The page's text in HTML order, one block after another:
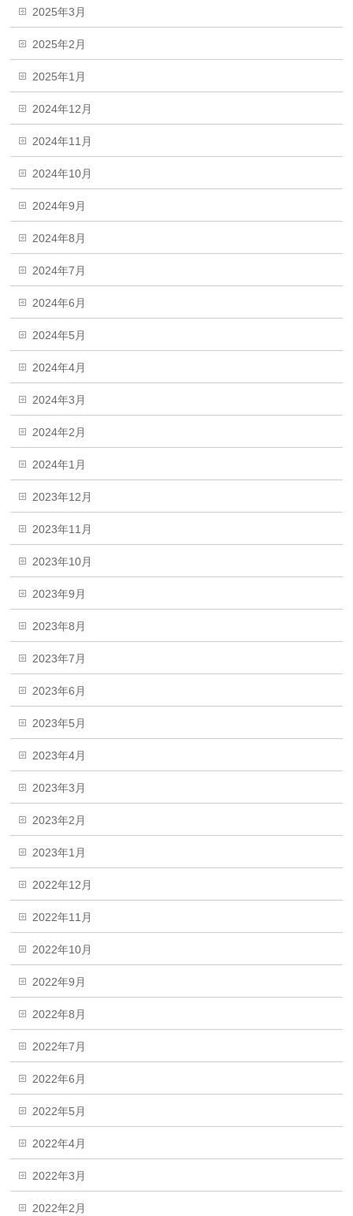
2025年3月
2025年2月
2025年1月
2024年12月
2024年11月
2024年10月
2024年9月
2024年8月
2024年7月
2024年6月
2024年5月
2024年4月
2024年3月
2024年2月
2024年1月
2023年12月
2023年11月
2023年10月
2023年9月
2023年8月
2023年7月
2023年6月
2023年5月
2023年4月
2023年3月
2023年2月
2023年1月
2022年12月
2022年11月
2022年10月
2022年9月
2022年8月
2022年7月
2022年6月
2022年5月
2022年4月
2022年3月
2022年2月